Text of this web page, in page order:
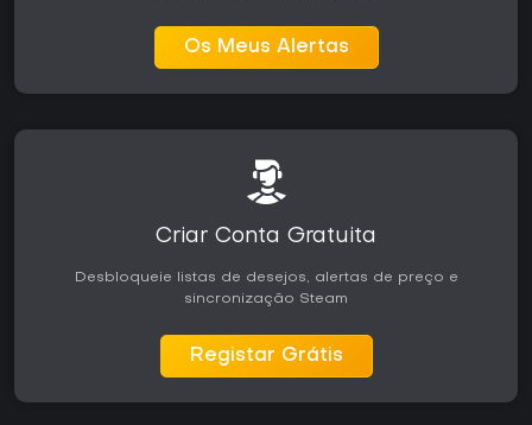
Os Meus Alertas
Criar Conta Gratuita
Desbloqueie listas de desejos, alertas de preço e
sincronização Steam
Registar Grátis